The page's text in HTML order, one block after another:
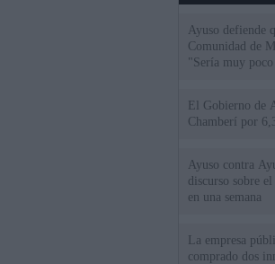
Ayuso defiende
Comunidad de
"Sería muy
El Gobierno de
Chamberí por
Ayuso contra
discurso sobre
en una semana
La empresa
comprado dos